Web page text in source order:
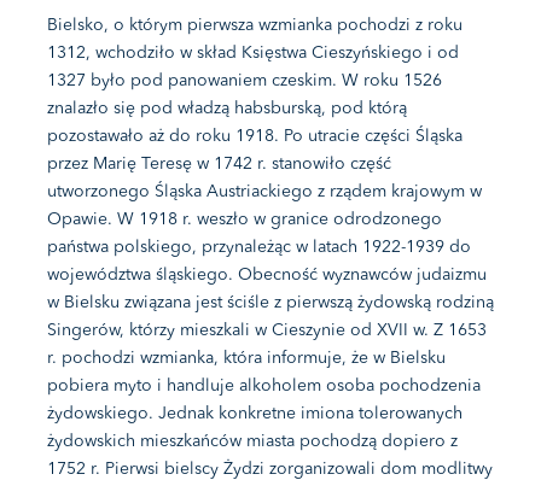
Bielsko, o którym pierwsza wzmianka pochodzi z roku
1312, wchodziło w skład Księstwa Cieszyńskiego i od
1327 było pod panowaniem czeskim. W roku 1526
znalazło się pod władzą habsburską, pod którą
pozostawało aż do roku 1918. Po utracie części Śląska
przez Marię Teresę w 1742 r. stanowiło część
utworzonego Śląska Austriackiego z rządem krajowym w
Opawie. W 1918 r. weszło w granice odrodzonego
państwa polskiego, przynależąc w latach 1922-1939 do
województwa śląskiego. Obecność wyznawców judaizmu
w Bielsku związana jest ściśle z pierwszą żydowską rodziną
Singerów, którzy mieszkali w Cieszynie od XVII w. Z 1653
r. pochodzi wzmianka, która informuje, że w Bielsku
pobiera myto i handluje alkoholem osoba pochodzenia
żydowskiego. Jednak konkretne imiona tolerowanych
żydowskich mieszkańców miasta pochodzą dopiero z
1752 r. Pierwsi bielscy Żydzi zorganizowali dom modlitwy